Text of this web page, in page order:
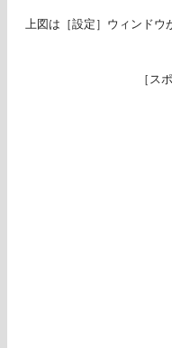
上図は［設定］ウィンドウ
［ス